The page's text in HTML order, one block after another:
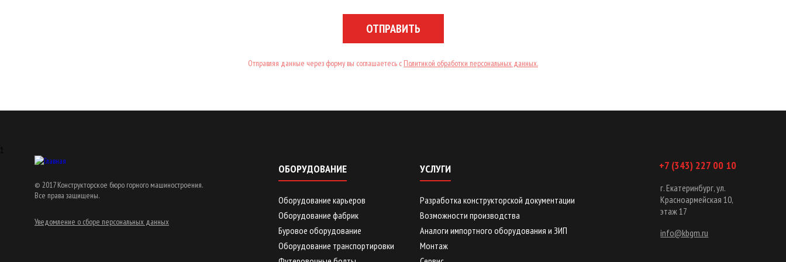
ОТПРАВИТЬ
Отправляя данные через форму вы соглашаетесь с Политикой обработки персональных данных.
1
© 2017 Конструкторское бюро горного машиностроения.
Все права защищены.
Уведомление о сборе персональных данных
ОБОРУДОВАНИЕ
Оборудование карьеров
Оборудование фабрик
Буровое оборудование
Оборудование транспортировки
УСЛУГИ
Разработка конструкторской документации
Возможности производства
Аналоги импортного оборудования и ЗИП
Монтаж
+7 (343) 227 00 10
г. Екатеринбург, ул.
Красноармейская 10,
этаж 17
info@kbgm.ru